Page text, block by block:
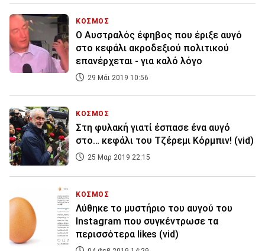
ΚΟΣΜΟΣ
Ο Αυστραλός έφηβος που έριξε αυγό
στο κεφάλι ακροδεξιού πολιτικού
επανέρχεται - για καλό λόγο
29 Μάι 2019 10:56
ΚΟΣΜΟΣ
Στη φυλακή γιατί έσπασε ένα αυγό
στο… κεφάλι του Τζέρεμι Κόρμπιν! (vid)
25 Μαρ 2019 22:15
ΚΟΣΜΟΣ
Λύθηκε το μυστήριο του αυγού του
Instagram που συγκέντρωσε τα
περισσότερα likes (vid)